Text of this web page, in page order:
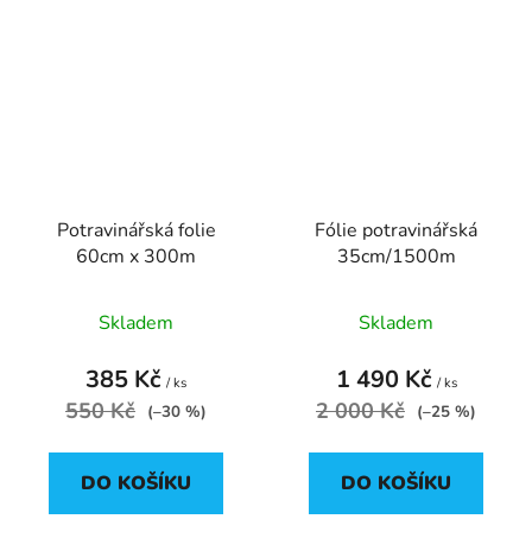
Potravinářská folie
60cm x 300m
Skladem
385 Kč / ks
550 Kč (–30 %)
DO KOŠÍKU
Fólie potravinářská
35cm/1500m
Skladem
1 490 Kč / ks
2 000 Kč (–25 %)
DO KOŠÍKU